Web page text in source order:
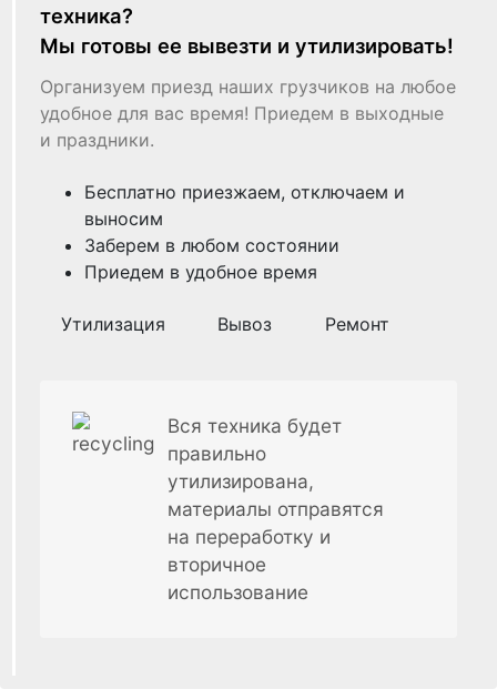
техника?
Мы готовы ее вывезти и утилизировать!
Организуем приезд наших грузчиков на любое
удобное для вас время! Приедем в выходные
и праздники.
Бесплатно приезжаем, отключаем и
выносим
Заберем в любом состоянии
Приедем в удобное время
Утилизация Вывоз Ремонт
Вся техника будет
правильно
утилизирована,
материалы отправятся
на переработку и
вторичное
использование